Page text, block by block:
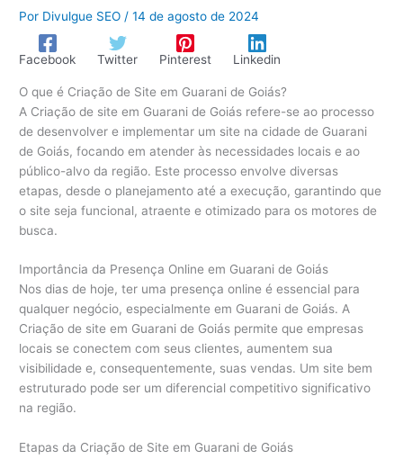
Por Divulgue SEO /14 de agosto de 2024
Facebook Twitter Pinterest Linkedin
O que é Criação de Site em Guarani de Goiás?
A Criação de site em Guarani de Goiás refere-se ao processo
de desenvolver e implementar um site na cidade de Guarani
de Goiás, focando em atender às necessidades locais e ao
público-alvo da região. Este processo envolve diversas
etapas, desde o planejamento até a execução, garantindo que
o site seja funcional, atraente e otimizado para os motores de
busca.
Importância da Presença Online em Guarani de Goiás
Nos dias de hoje, ter uma presença online é essencial para
qualquer negócio, especialmente em Guarani de Goiás. A
Criação de site em Guarani de Goiás permite que empresas
locais se conectem com seus clientes, aumentem sua
visibilidade e, consequentemente, suas vendas. Um site bem
estruturado pode ser um diferencial competitivo significativo
na região.
Etapas da Criação de Site em Guarani de Goiás